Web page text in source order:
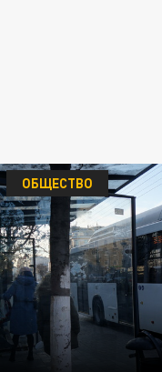
ОБЩЕСТВО